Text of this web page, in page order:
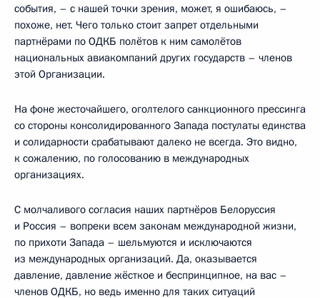
события, – с нашей точки зрения, может, я ошибаюсь, –
похоже, нет. Чего только стоит запрет отдельными
партнёрами по ОДКБ полётов к ним самолётов
национальных авиакомпаний других государств – членов
этой Организации.
На фоне жесточайшего, оголтелого санкционного прессинга
со стороны консолидированного Запада постулаты единства
и солидарности срабатывают далеко не всегда. Это видно,
к сожалению, по голосованию в международных
организациях.
С молчаливого согласия наших партнёров Белоруссия
и Россия – вопреки всем законам международной жизни,
по прихоти Запада – шельмуются и исключаются
из международных организаций. Да, оказывается
давление, давление жёсткое и беспринципное, на вас –
членов ОДКБ, но ведь именно для таких ситуаций